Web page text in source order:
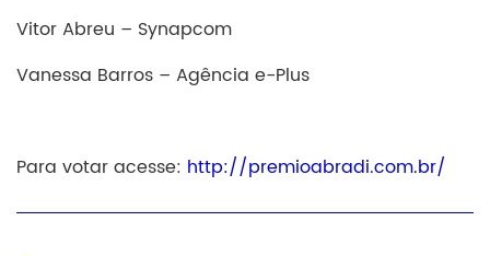
Vitor Abreu – Synapcom
Vanessa Barros – Agência e-Plus
Para votar acesse: http://premioabradi.com.br/